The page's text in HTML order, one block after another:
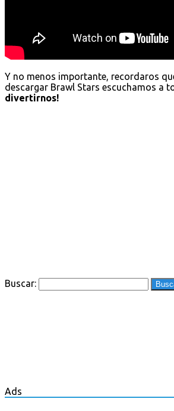
Y no menos importante, recordaros
descargar Brawl Stars escuchamos a
divertirnos!
Buscar:
Ads